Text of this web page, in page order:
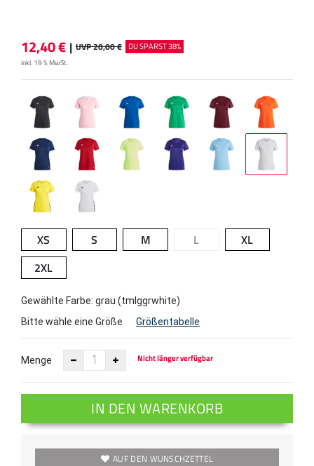
12,40€ | UVP 20,00 € DU SPARST 38%
inkl. 19 % MwSt.
XS S M L
XL
2XL
Gewählte Farbe: grau (tmlggrwhite)
Bitte wähle eine Größe
Größentabelle
Menge Nicht länger verfügbar
IN DEN WARENKORB
AUF DEN WUNSCHZETTEL